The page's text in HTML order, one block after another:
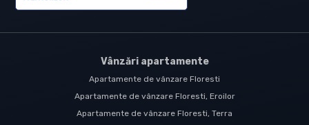
Vânzări apartamente
Apartamente de vânzare Floresti
Apartamente de vânzare Floresti, Eroilor
Apartamente de vânzare Floresti, Terra